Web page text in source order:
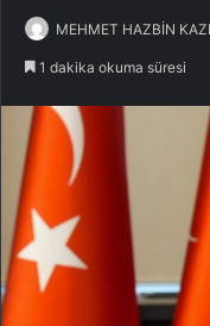
MEHMET HAZBİN
1 dakika okuma süresi